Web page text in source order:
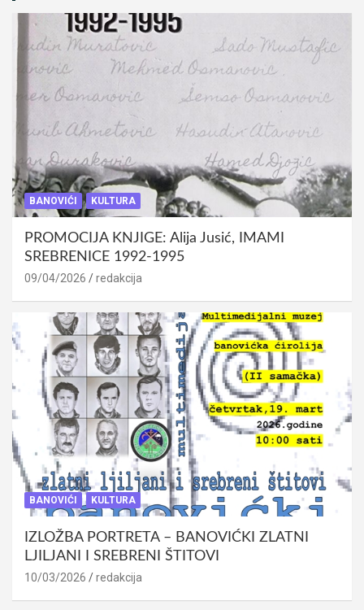
BANOVIĆI KULTURA
PROMOCIJA KNJIGE: Alija Jusić, IMAMI
SREBRENICE 1992-1995
09/04/2026 redakcija
BANOVIĆI KULTURA
IZLOŽBA PORTRETA – BANOVIĆKI ZLATNI
LJILJANI I SREBRENI ŠTITOVI
10/03/2026 redakcija